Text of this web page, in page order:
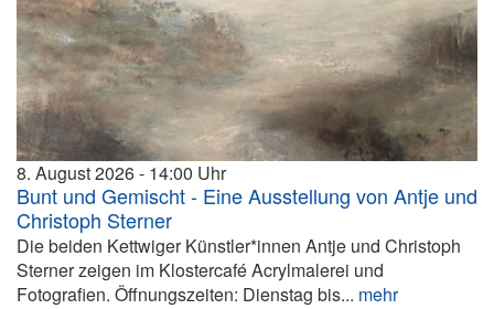
8. August 2026 14:00
Bunt und Gemischt - Eine Ausstellung von Antje und
Christoph Sterner
Die beiden Kettwiger Künstler*innen Antje und Christoph
Sterner zeigen im Klostercafé Acrylmalerei und
Fotografien. Öffnungszeiten: Dienstag bis... mehr